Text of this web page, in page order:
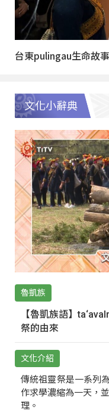
台東pulingau生命故
文化小辭典
魯凱族
【魯凱族語】
祭的由來
文化介紹
傳統祖靈祭是一系列
作求學濃縮為一天，
理。